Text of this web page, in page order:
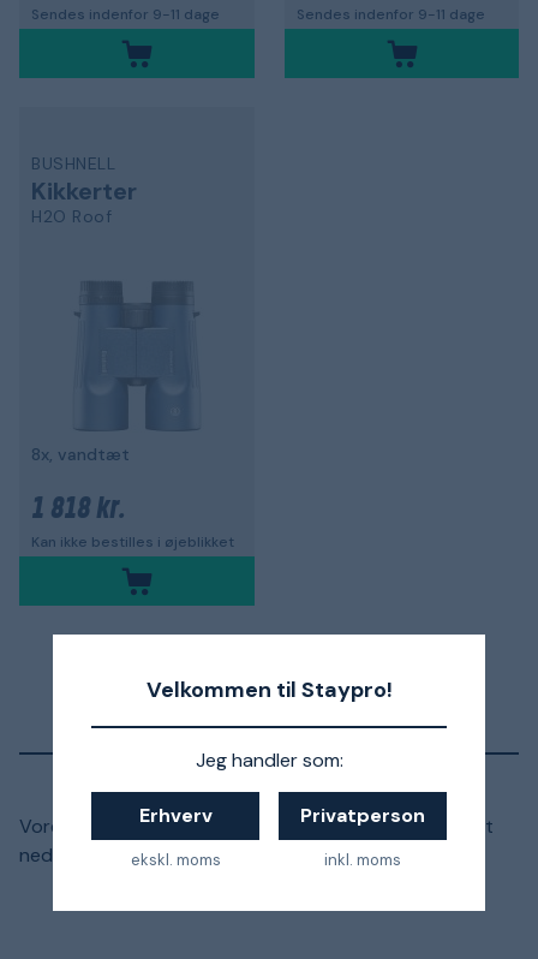
Velkommen til Staypro!
Jeg handler som:
Erhverv
ekskl. moms
Privatperson
inkl. moms
Sendes indenfor 9-11 dage Sendes indenfor 9-11 dage
BUSHNELL
Kikkerter
H2O Roof
8x, vandtæt
1 818 kr.
Kan ikke bestilles i øjeblikket
Vores sortiment til hjem, have og fritid er præsenteret
nedenfor.